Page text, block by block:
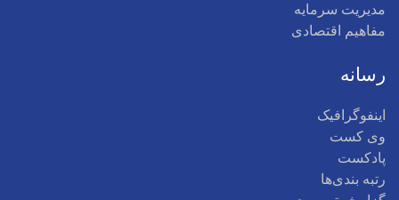
مدیریت سرمایه
مفاهیم اقتصادی
رسانه
اینفوگرافیک
وی کست
پادکست
رتبه بندی‌ها